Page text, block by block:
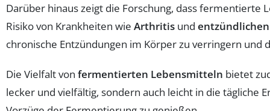
Darüber hinaus zeigt die Forschung, dass fermentierte
Risiko von Krankheiten wie Arthritis und
chronische Entzündungen im Körper zu verringern und
Die Vielfalt von fermentierten Lebensmitteln bietet
lecker und vielfältig, sondern auch leicht in die tägliche